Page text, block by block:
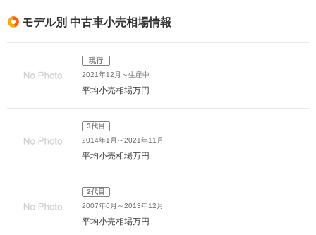
モデル別 中古車小売相場情報
現行
2021年12月～生産中
平均小売相場万円
3代目
2014年1月～2021年11月
平均小売相場万円
2代目
2007年6月～2013年12月
平均小売相場万円